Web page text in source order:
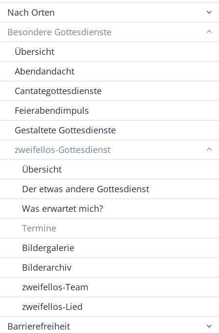
Nach Orten
Besondere Gottesdienste
Übersicht
Abendandacht
Cantategottesdienste
Feierabendimpuls
Gestaltete Gottesdienste
zweifellos-Gottesdienst
Übersicht
Der etwas andere Gottesdienst
Was erwartet mich?
Termine
Bildergalerie
Bilderarchiv
zweifellos-Team
zweifellos-Lied
Barrierefreiheit